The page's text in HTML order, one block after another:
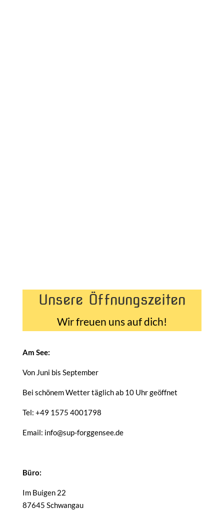
Unsere Öffnungszeiten
Wir freuen uns auf dich!
Am See:
Von Juni bis September
Bei schönem Wetter täglich ab 10 Uhr geöffnet
Tel: +49 1575 4001798
Email: info@sup-forggensee.de
Büro:
Im Buigen 22
87645 Schwangau